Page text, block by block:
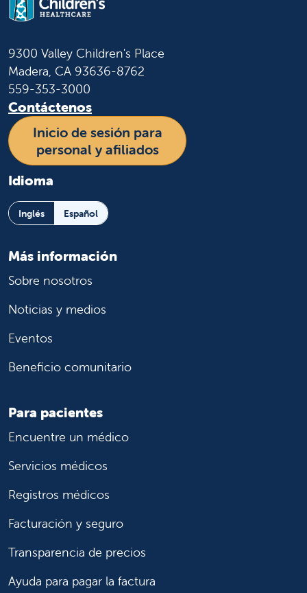
9300 Valley Children's Place
Madera, CA 93636-8762
559-353-3000
Contáctenos
Inicio de sesión para
personal y afiliados
Idioma
Inglés Español
Más información
Sobre nosotros
Noticias y medios
Eventos
Beneficio comunitario
Para pacientes
Encuentre un médico
Servicios médicos
Registros médicos
Facturación y seguro
Transparencia de precios
Ayuda para pagar la factura